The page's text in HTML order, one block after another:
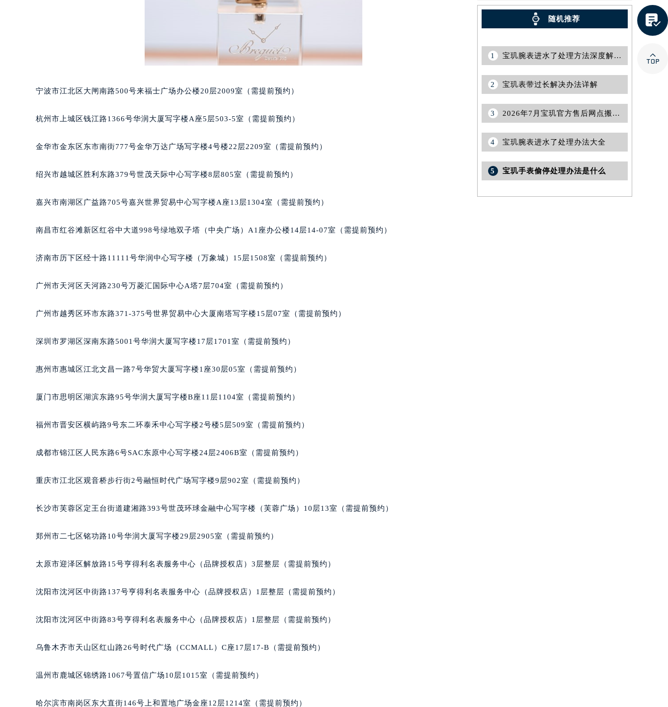
内蒙古自治区呼和浩特市玉泉区大学西街70号华润万象城写字楼（鄂尔多斯大厦）23层2326室（需提前预约）
甘肃省兰州市七里河区西津西路16号兰州中心写字楼21层2102室（需提前预约）
重庆市解放碑渝中区民权路28号英利国际金融中心写字楼20层01室（需提前预约）
黑龙江省大庆市萨尔图区会战大街宝玑售后服务中心（需提前预约）
黑龙江省鹤岗市向阳区红军路宝玑售后服务中心（需提前预约）
黑龙江省鸡西市鸡冠区红军路宝玑售后服务中心（需提前预约）
黑龙江省牡丹江市东安区太平路宝玑售后服务中心（需提前预约）
黑龙江省齐齐哈尔市龙沙区龙华路宝玑售后服务中心（需提前预约）
黑龙江省绥化市北林区新华街与康庄路交叉口宝玑售后服务中心（需提前预约）
吉林省白城市洮北区明仁南街宝玑售后服务中心（需提前预约）
吉林省吉林市船营区河南街宝玑售后服务中心（需提前预约）
吉林省梅河口市新华街道梅河大街宝玑售后服务中心（需提前预约）
吉林省松原市宁江区五环大街宝玑售后服务中心（需提前预约）
吉林省延边市延吉市解放路宝玑售后服务中心（需提前预约）
辽宁省本溪市平山区胜利路宝玑售后服务中心（需提前预约）
辽宁省丹东市振兴区七经街宝玑售后服务中心（需提前预约）
辽宁省阜新市海州区解放大街宝玑售后服务中心（需提前预约）
辽宁省锦州市古塔区中央大街宝玑售后服务中心（需提前预约）
辽宁省盘锦市兴隆台区石油大街宝玑售后服务中心（需提前预约）
辽宁省营口市站前区市府路与渤海大街交叉口宝玑售后服务中心（需提前预约）
辽宁省沈阳市沈河区中街路83号亨得利名表维修授权店1楼宝玑售后服务中心（需提前预约）
北京市东城区东长安街1号王府井东方广场W3座6层602室宝玑售后服务中心（需提前预约）
内蒙古自治区阿拉善盟市左旗土尔扈特大街宝玑售后服务中心（需提前预约）
内蒙古自治区包头市青山区幸福路甲3号王府井百货名表维修宝玑售后服务中心（需提前预约）
内蒙古自治区鄂尔多斯市东胜区伊金霍洛街宝玑售后服务中心（需提前预约）
内蒙古自治区通辽市科尔沁区明仁大街宝玑售后服务中心（需提前预约）
内蒙古自治区乌兰察布市集宁区恩和大街宝玑售后服务中心（需提前预约）
内蒙古自治区兴安盟市乌兰浩特市兴安大街宝玑售后服务中心（需提前预约）
宁波市江北区大闸南路500号来福士广场办公楼20层2009室（需提前预约）
杭州市上城区钱江路1366号华润大厦写字楼A座5层503-5室（需提前预约）
金华市金东区东市南街777号金华万达广场写字楼4号楼22层2209室（需提前预约）
绍兴市越城区胜利东路379号世茂天际中心写字楼8层805室（需提前预约）
嘉兴市南湖区广益路705号嘉兴世界贸易中心写字楼A座13层1304室（需提前预约）
南昌市红谷滩新区红谷中大道998号绿地双子塔（中央广场）A1座办公楼14层14-07室（需提前预约）
济南市历下区经十路11111号华润中心写字楼（万象城）15层1508室（需提前预约）
广州市天河区天河路230号万菱汇国际中心A塔7层704室（需提前预约）
广州市越秀区环市东路371-375号世界贸易中心大厦南塔写字楼15层07室（需提前预约）
深圳市罗湖区深南东路5001号华润大厦写字楼17层1701室（需提前预约）
惠州市惠城区江北文昌一路7号华贸大厦写字楼1座30层05室（需提前预约）
厦门市思明区湖滨东路95号华润大厦写字楼B座11层1104室（需提前预约）
福州市晋安区横屿路9号东二环泰禾中心写字楼2号楼5层509室（需提前预约）
成都市锦江区人民东路6号SAC东原中心写字楼24层2406B室（需提前预约）
重庆市江北区观音桥步行街2号融恒时代广场写字楼9层902室（需提前预约）
长沙市芙蓉区定王台街道建湘路393号世茂环球金融中心写字楼（芙蓉广场）10层13室（需提前预约）
郑州市二七区铭功路10号华润大厦写字楼29层2905室（需提前预约）
太原市迎泽区解放路15号亨得利名表服务中心（品牌授权店）3层整层（需提前预约）
沈阳市沈河区中街路137号亨得利名表服务中心（品牌授权店）1层整层（需提前预约）
沈阳市沈河区中街路83号亨得利名表服务中心（品牌授权店）1层整层（需提前预约）
乌鲁木齐市天山区红山路26号时代广场（CCMALL）C座17层17-B（需提前预约）
温州市鹿城区锦绣路1067号置信广场10层1015室（需提前预约）
哈尔滨市南岗区东大直街146号上和置地广场金座12层1214室（需提前预约）
随机推荐
1 宝玑腕表进水了处理方法深度解析（避免损害与延长使用寿命的技巧）
2 宝玑表带过长解决办法详解
3 2026年7月宝玑官方售后网点搬迁与新设完整补充最终公告
4 宝玑腕表进水了处理办法大全
5 宝玑手表偷停处理办法是什么

